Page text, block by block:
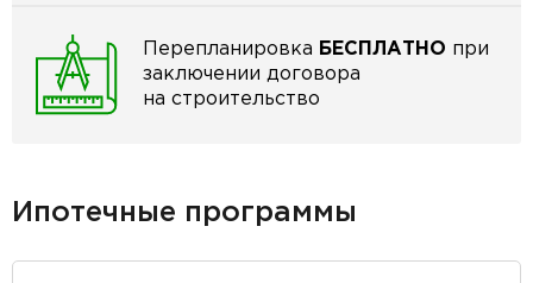
Перепланировка БЕСПЛАТНО при
заключении договора
на строительство
Ипотечные программы